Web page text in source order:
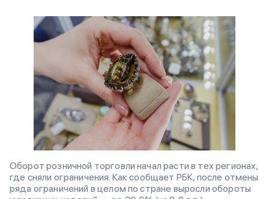
Оборот розничной торговли начал расти в тех регионах,
где сняли ограничения. Как сообщает РБК, после отмены
ряда ограничений в целом по стране выросли обороты